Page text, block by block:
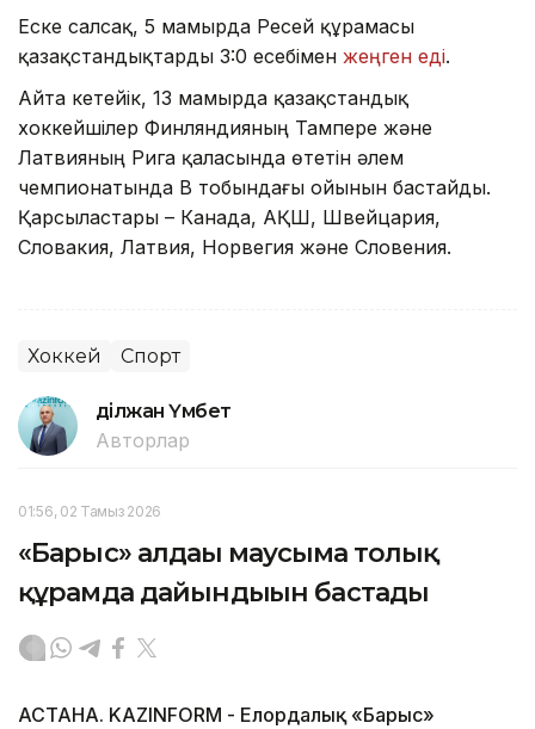
Еске салсақ, 5 мамырда Ресей құрамасы
қазақстандықтарды 3:0 есебімен жеңген еді.
Айта кетейік, 13 мамырда қазақстандық
хоккейшілер Финляндияның Тампере және
Латвияның Рига қаласында өтетін әлем
чемпионатында В тобындағы ойынын бастайды.
Қарсыластары – Канада, АҚШ, Швейцария,
Словакия, Латвия, Норвегия және Словения.
Хоккей Спорт
Әділжан Үмбет
Авторлар
01:56, 02 Тамыз 2026
«Барыс» алдағы маусымға толық
құрамда дайындығын бастады
АСТАНА. KAZINFORM - Елордалық «Барыс»